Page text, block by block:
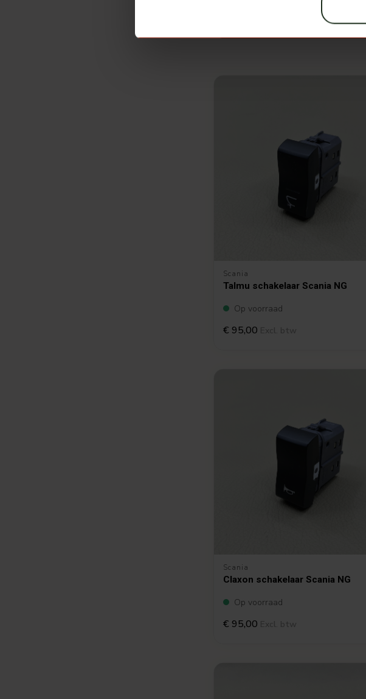
Scania
Talmu schakelaar Scania NG
Op voorraad
€ 95,00
Scania
Claxon schakelaar Scania NG
Op voorraad
€ 95,00